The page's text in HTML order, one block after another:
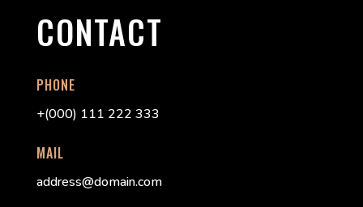
CONTACT
PHONE
+(000) 111 222 333
MAIL
address@domain.com